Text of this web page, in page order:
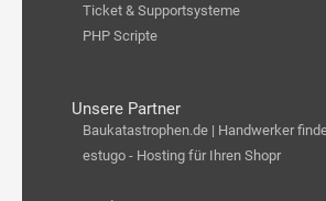
Ticket & Supportsysteme
PHP Scripte
Unsere Partner
Baukatastrophen.de | Handwerker
estugo - Hosting für Ihren Shopr